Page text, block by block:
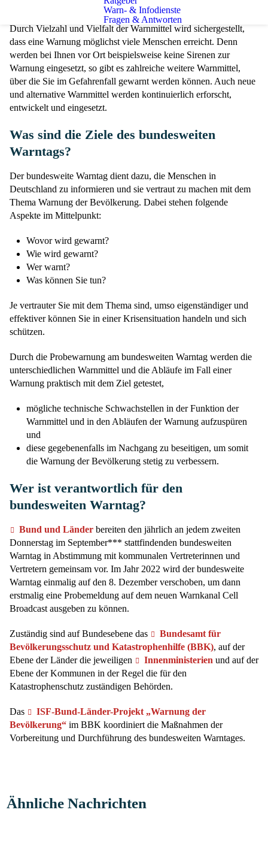
Warn- & Infodienste
Fragen & Antworten
Stadtanzeigetafeln, Lautsprecherwagen oder Sirenen.
Durch Vielzahl und Vielfalt der Warnmittel wird sichergestellt,
dass eine Warnung möglichst viele Menschen erreicht. Denn
werden bei Ihnen vor Ort beispielsweise keine Sirenen zur
Warnung eingesetzt, so gibt es zahlreiche weitere Warnmittel,
über die Sie im Gefahrenfall gewarnt werden können. Auch neue
und alternative Warnmittel werden kontinuierlich erforscht,
entwickelt und eingesetzt.
Was sind die Ziele des bundesweiten
Warntags?
Der bundesweite Warntag dient dazu, die Menschen in
Deutschland zu informieren und sie vertraut zu machen mit dem
Thema Warnung der Bevölkerung. Dabei stehen folgende
Aspekte im Mittelpunkt:
Wovor wird gewarnt?
Wie wird gewarnt?
Wer warnt?
Was können Sie tun?
Je vertrauter Sie mit dem Thema sind, umso eigenständiger und
effektiver können Sie in einer Krisensituation handeln und sich
schützen.
Durch die Probewarnung am bundesweiten Warntag werden die
unterschiedlichen Warnmittel und die Abläufe im Fall einer
Warnung praktisch mit dem Ziel getestet,
mögliche technische Schwachstellen in der Funktion der
Warnmittel und in den Abläufen der Warnung aufzuspüren
und
diese gegebenenfalls im Nachgang zu beseitigen, um somit
die Warnung der Bevölkerung stetig zu verbessern.
Wer ist verantwortlich für den
bundesweiten Warntag?
Bund und Länder bereiten den jährlich an jedem zweiten
Donnerstag im September*** stattfindenden bundesweiten
Warntag in Abstimmung mit kommunalen Vertreterinnen und
Vertretern gemeinsam vor. Im Jahr 2022 wird der bundesweite
Warntag einmalig auf den 8. Dezember verschoben, um dann
erstmalig eine Probemeldung auf dem neuen Warnkanal Cell
Broadcast ausgeben zu können.
Zuständig sind auf Bundesebene das
Bundesamt für
Bevölkerungsschutz und Katastrophenhilfe (BBK), auf der
Ebene der Länder die jeweiligen
Innenministerien und auf der
Ebene der Kommunen in der Regel die für den
Katastrophenschutz zuständigen Behörden.
Das
ISF-Bund-Länder-Projekt „Warnung der
Bevölkerung“ im BBK koordiniert die Maßnahmen der
Vorbereitung und Durchführung des bundesweiten Warntages.
Ähnliche Nachrichten